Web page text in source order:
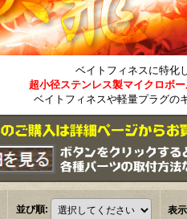
ベイトフィネスに特化
超小径ステンレス製マイクロボー
ベイトフィネスや軽量プラグの
並び順: 表